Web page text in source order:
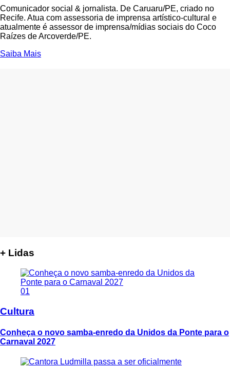
Comunicador social & jornalista. De Caruaru/PE, criado no
Recife. Atua com assessoria de imprensa artístico-cultural e
atualmente é assessor de imprensa/mídias sociais do Coco
Raízes de Arcoverde/PE.
Saiba Mais
+ Lidas
01
Cultura
Conheça o novo samba-enredo da Unidos da Ponte para o
Carnaval 2027